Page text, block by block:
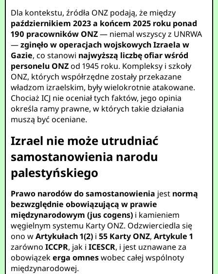
Dla kontekstu, źródła ONZ podają, że między
październikiem 2023 a końcem 2025 roku ponad
190 pracowników ONZ— niemal wszyscy z UNRWA
—zginęło w operacjach wojskowych Izraela w
Gazie, co stanowi najwyższą liczbę ofiar wśród
personelu ONZod 1945 roku. Kompleksy i szkoły
ONZ, których współrzędne zostały przekazane
władzom izraelskim, były wielokrotnie atakowane.
Chociaż ICJ nie oceniał tych faktów, jego opinia
określa ramy prawne, w których takie działania
muszą być oceniane.
Izrael nie może utrudniać
samostanowienia narodu
palestyńskiego
Prawo narodów do samostanowienia jest normą
bezwzględnie obowiązującą w prawie
międzynarodowym (jus cogens) i kamieniem
węgielnym systemu Karty ONZ. Odzwierciedla się
ono wArtykułach 1(2) i55 Karty ONZ,Artykule 1
zarównoICCPR, jak iICESCR, i jest uznawane za
obowiązekerga omneswobec całej wspólnoty
międzynarodowej.